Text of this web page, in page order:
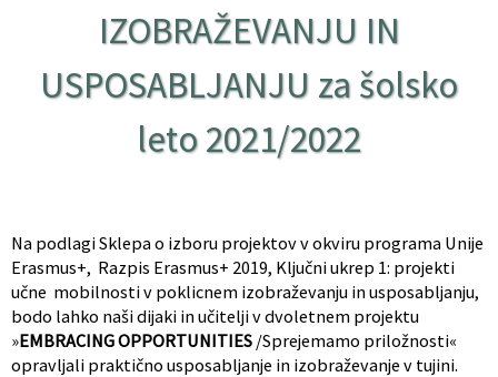
IZOBRAŽEVANJU IN
USPOSABLJANJU za šolsko
leto 2021/2022
Na podlagi Sklepa o izboru projektov v okviru programa Unije
Erasmus+, Razpis Erasmus+ 2019, Ključni ukrep 1: projekti
učne mobilnosti v poklicnem izobraževanju in usposabljanju,
bodo lahko naši dijaki in učitelji v dvoletnem projektu
»EMBRACING OPPORTUNITIES /Sprejemamo priložnosti«
opravljali praktično usposabljanje in izobraževanje v tujini.